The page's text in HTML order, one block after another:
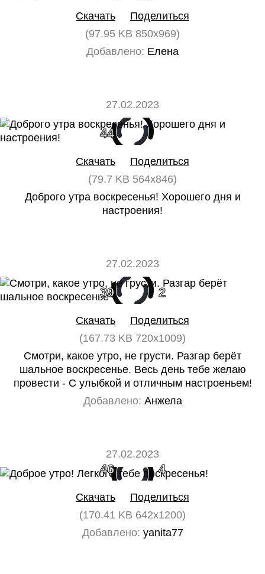
Скачать
Поделиться
(97.95 KB 850x969)
Добавлено: Елена
27.02.2023
44 0
Скачать
Поделиться
(79.7 KB 564x846)
Доброго утра воскресенья! Хорошего дня и
настроения!
27.02.2023
39 2
Скачать
Поделиться
(167.73 KB 720x1009)
Смотри, какое утро, не грусти. Разгар берёт
шальное воскресенье. Весь день тебе желаю
провести - С улыбкой и отличным настроеньем!
Добавлено: Анжела
27.02.2023
46 4
Скачать
Поделиться
(170.41 KB 642x1200)
Добавлено: yanita77